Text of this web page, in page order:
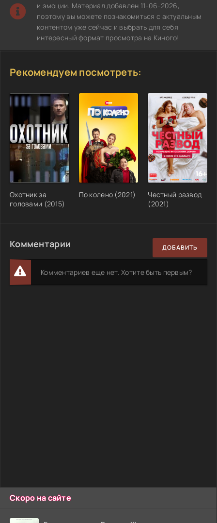
Скоро на сайте
и эмоции. Материал добавлен 11-06-2026,
поэтому вы можете познакомиться с актуальным
контентом уже сейчас и выбрать для себя
интересный формат просмотра на Киного!
Рекомендуем посмотреть:
Охотник за
головами (2015)
По колено (2021)
Честный развод
(2021)
Комментарии ДОБАВИТЬ
Комментариев еще нет. Хотите быть первым?